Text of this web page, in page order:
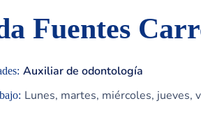
Fuentes
Auxiliar de odontología
Lunes, martes, miércoles, jueves,